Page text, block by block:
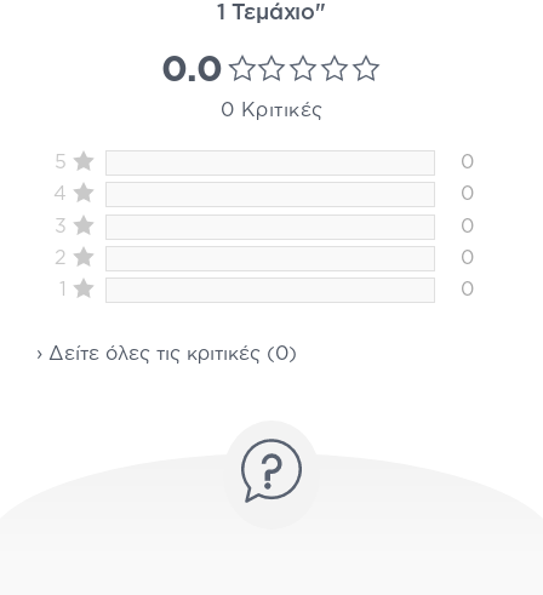
1 Τεμάχιο"
0.0
0 Κριτικές
5
0
4
0
3
0
2
0
1
0
› Δείτε όλες τις κριτικές (0)